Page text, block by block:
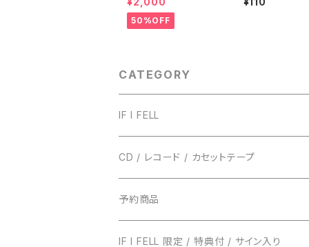
50%OFF
CATEGORY
IF I FELL
CD / レコード / カセットテープ
TRUST RECORDS
ENTH
TONIGHT RECORDS
予約商品
IF I FELL 限定 / 特典付 / サイン入り